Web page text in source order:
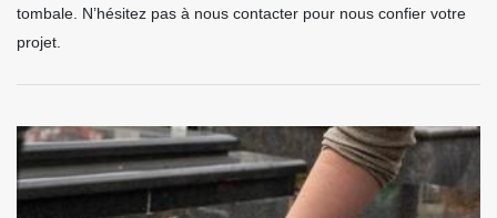
tombale. N’hésitez pas à nous contacter pour nous confier votre
projet.